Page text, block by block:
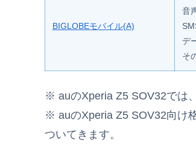
BIGLOBEモバイル(A)
音
デ
そ
※ auのXperia Z5 SOV32では
※ auのXperia Z5 SOV32向け
ついてきます。